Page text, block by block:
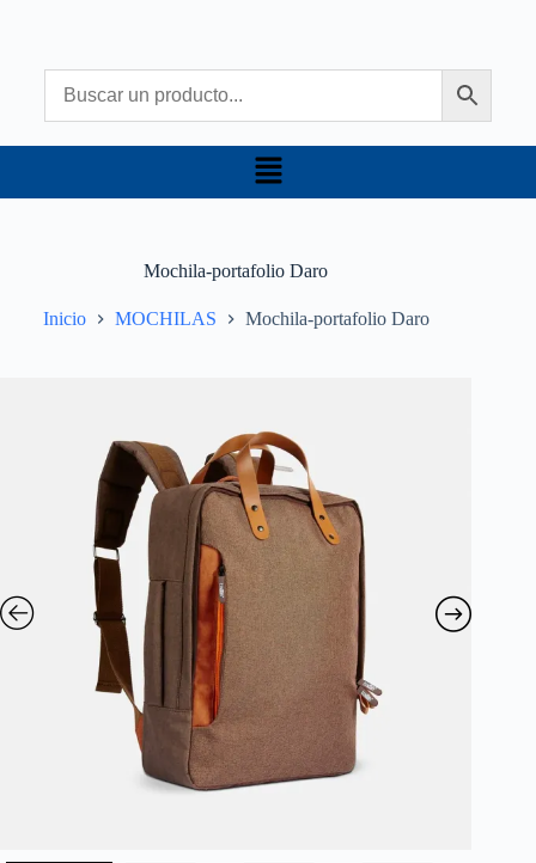
Mochila-portafolio Daro
Inicio MOCHILAS Mochila-portafolio Daro